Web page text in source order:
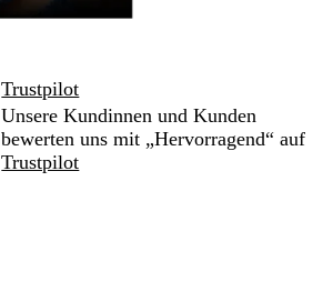
Trustpilot
Unsere Kundinnen und Kunden
bewerten uns mit „Hervorragend“ auf
Trustpilot